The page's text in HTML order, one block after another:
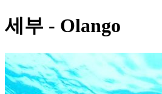
세부 - Olango